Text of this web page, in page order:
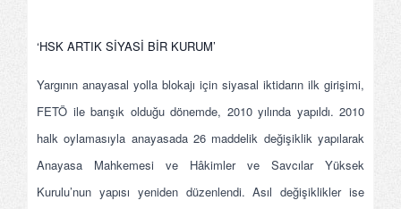
‘HSK ARTIK SİYASİ BİR KURUM’
Yargının anayasal yolla blokajı için siyasal iktidarın ilk girişimi,
FETÖ ile barışık olduğu dönemde, 2010 yılında yapıldı. 2010
halk oylamasıyla anayasada 26 maddelik değişiklik yapılarak
Anayasa Mahkemesi ve Hâkimler ve Savcılar Yüksek
Kurulu’nun yapısı yeniden düzenlendi. Asıl değişiklikler ise